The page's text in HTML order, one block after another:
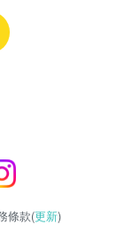
條款(更新)